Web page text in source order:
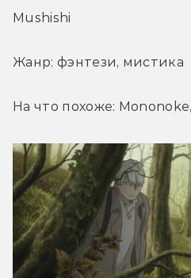
Mushishi
Жанр: фэнтези, мистика
На что похоже: